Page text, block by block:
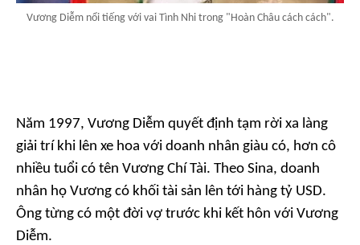
Vương Diễm nổi tiếng với vai Tình Nhi trong "Hoàn Châu cách cách".
Năm 1997, Vương Diễm quyết định tạm rời xa làng
giải trí khi lên xe hoa với doanh nhân giàu có, hơn cô
nhiều tuổi có tên Vương Chí Tài. Theo Sina, doanh
nhân họ Vương có khối tài sản lên tới hàng tỷ USD.
Ông từng có một đời vợ trước khi kết hôn với Vương
Diễm.